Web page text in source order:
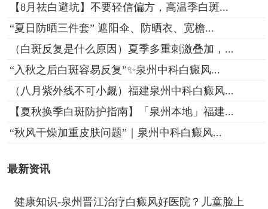
【8月祛白避坑】不要轻信偏方，高温季白斑...
“夏日防晒三件套” 遮阳伞、防晒衣、宽檐...
（白斑反复是什么原因）夏季多重刺激叠加，...
“入秋之后白斑容易反复”✨泉州中科白癜风...
（八月紫外线不可小觑）福建泉州中科白癜风...
【夏秋换季白斑防护指南】「泉州本地」福建...
“秋风干燥加重皮肤问题”｜泉州中科白癜风...
最新资讯
健康知识-泉州晋江治疗白癜风好医院？儿童脸上